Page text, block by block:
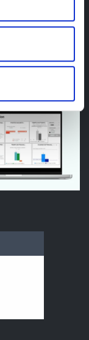
Commission de
de mieux
dans le cadre